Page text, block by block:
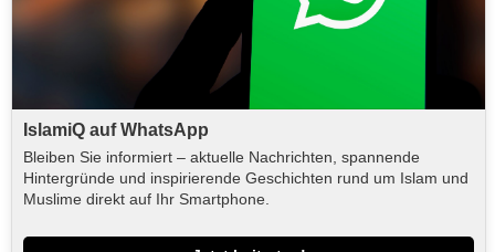
IslamiQ auf WhatsApp
Bleiben Sie informiert – aktuelle Nachrichten, spannende
Hintergründe und inspirierende Geschichten rund um Islam und
Muslime direkt auf Ihr Smartphone.